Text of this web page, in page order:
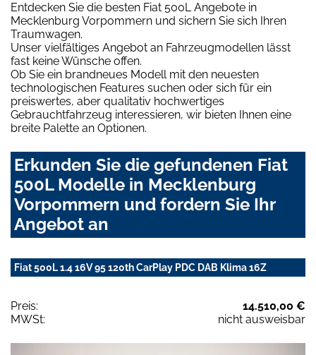
Entdecken Sie die besten Fiat 500L Angebote in
Mecklenburg Vorpommern und sichern Sie sich Ihren
Traumwagen.
Unser vielfältiges Angebot an Fahrzeugmodellen lässt
fast keine Wünsche offen.
Ob Sie ein brandneues Modell mit den neuesten
technologischen Features suchen oder sich für ein
preiswertes, aber qualitativ hochwertiges
Gebrauchtfahrzeug interessieren, wir bieten Ihnen eine
breite Palette an Optionen.
Erkunden Sie die gefundenen Fiat
500L Modelle in Mecklenburg
Vorpommern und fordern Sie Ihr
Angebot an
Fiat 500L 1.4 16V 95 120th CarPlay PDC DAB Klima 16Z
Preis:
14.510,00 €
MWSt:
nicht ausweisbar